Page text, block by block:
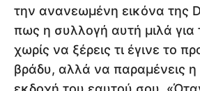
την ανανεωμένη εικόνα της
πως η συλλογή αυτή μιλά για
χωρίς να ξέρεις τι έγινε το
βράδυ, αλλά να παραμένεις η